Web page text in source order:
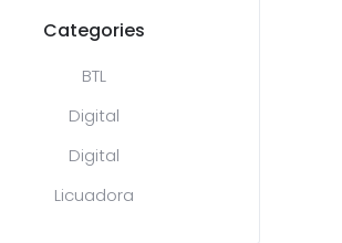
Categories
BTL
Digital
Digital
Licuadora